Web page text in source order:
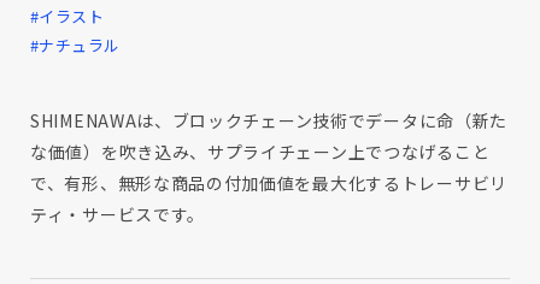
#イラスト
#ナチュラル
SHIMENAWAは、ブロックチェーン技術でデータに命（新た
な価値）を吹き込み、サプライチェーン上でつなげること
で、有形、無形な商品の付加価値を最大化するトレーサビリ
ティ・サービスです。